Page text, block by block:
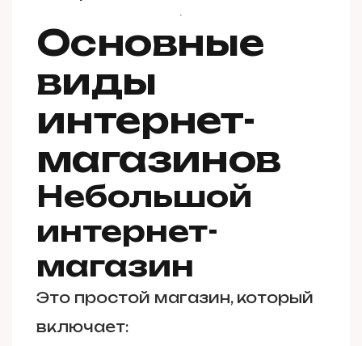
Основные
виды
интернет-
магазинов
Небольшой
интернет-
магазин
Это простой магазин, который
включает: